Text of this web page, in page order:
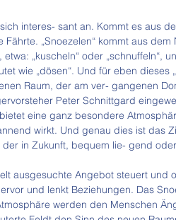
interes- sant an. Kommt es aus
„Snoezelen“ kommt aus
„kuscheln“ oder „schnuffeln“,
wie „dösen“. Und für eben dieses
Raum, der am ver- gangenen
Peter Schnittgard
eine ganz besondere
wirkt. Und genau dies ist das
der in Zukunft, bequem lie- gend
ausgesuchte Angebot steuert und
und lenkt Beziehungen. Das
werden den Menschen